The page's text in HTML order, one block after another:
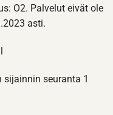
O2. Palvelut eivät ole
asti.
sijainnin seuranta 1